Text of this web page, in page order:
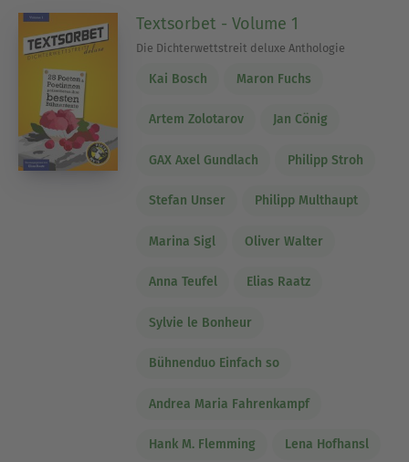
Textsorbet - Volume 1
Die Dichterwettstreit deluxe Anthologie
Kai Bosch Maron Fuchs
Artem Zolotarov Jan Cönig
GAX Axel Gundlach Philipp Stroh
Stefan Unser Philipp Multhaupt
Marina Sigl Oliver Walter
Anna Teufel Elias Raatz
Sylvie le Bonheur
Bühnenduo Einfach so
Andrea Maria Fahrenkampf
Hank M. Flemming Lena Hofhansl